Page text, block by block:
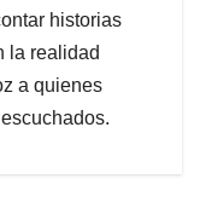
historias
la realidad
a quienes